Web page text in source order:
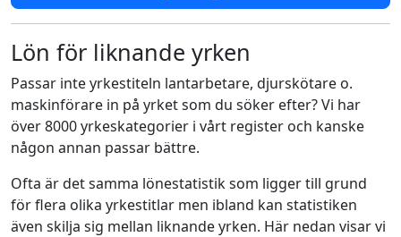
Lön för liknande yrken
Passar inte yrkestiteln lantarbetare, djurskötare o.
maskinförare in på yrket som du söker efter? Vi har
över 8000 yrkeskategorier i vårt register och kanske
någon annan passar bättre.
Ofta är det samma lönestatistik som ligger till grund
för flera olika yrkestitlar men ibland kan statistiken
även skilja sig mellan liknande yrken. Här nedan visar vi